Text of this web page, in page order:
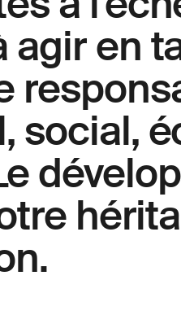
agir en
social,